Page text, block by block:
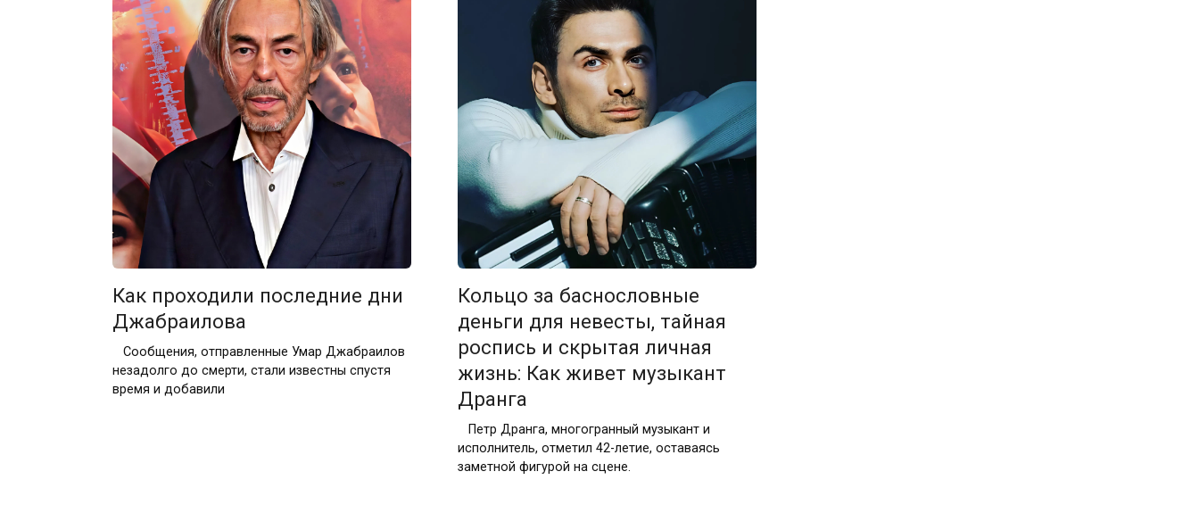
Как проходили последние дни
Джабраилова
Сообщения, отправленные Умар Джабраилов
незадолго до смерти, стали известны спустя
время и добавили
Кольцо за баснословные
деньги для невесты, тайная
роспись и скрытая личная
жизнь: Как живет музыкант
Дранга
Петр Дранга, многогранный музыкант и
исполнитель, отметил 42-летие, оставаясь
заметной фигурой на сцене.